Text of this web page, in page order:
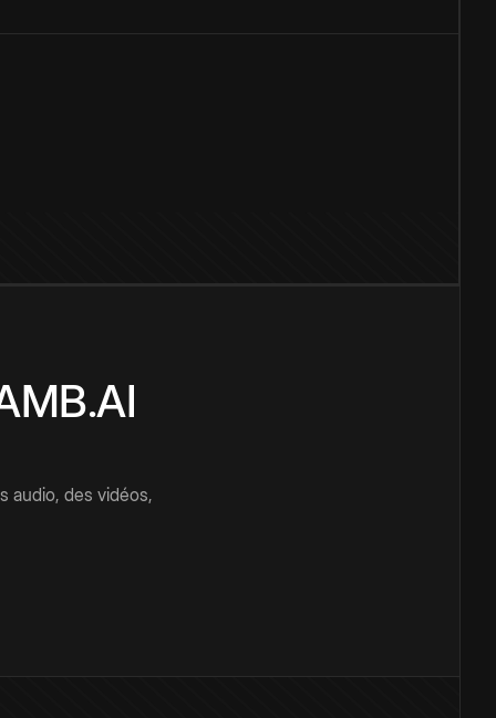
audio, des vidéos,